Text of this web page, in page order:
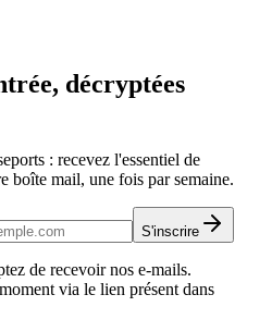
décryptées
: recevez l'essentiel de
boîte mail, une fois par semaine.
S'inscrire
de recevoir nos e-mails.
via le lien présent dans